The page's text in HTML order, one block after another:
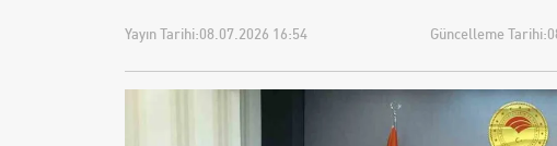
Yayın Tarihi:08.07.2026 16:54 Güncelleme Tarihi: